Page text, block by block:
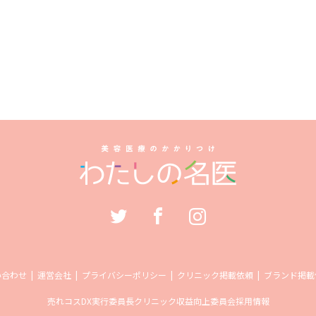
わせ 運営会社 プライバシーポリシー クリニック掲載依頼 ブランド掲
売れコスDX実行委員長クリニック収益向上委員会採用情報